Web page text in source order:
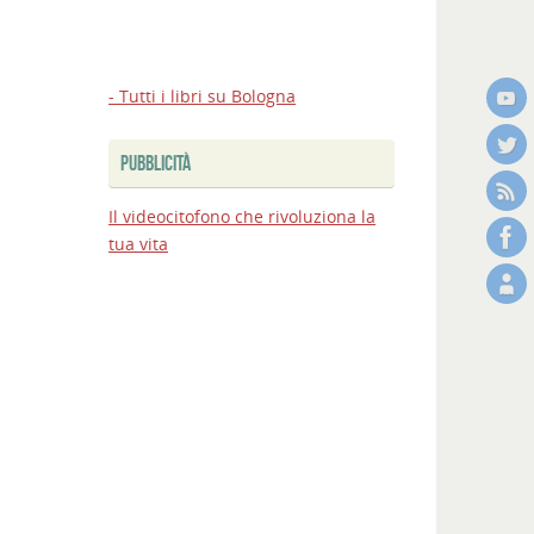
- Tutti i libri su Bologna
PUBBLICITÀ
Il videocitofono che rivoluziona la
tua vita